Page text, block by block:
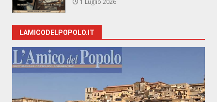
1 Luglio 2026
LAMICODELPOPOLO.IT